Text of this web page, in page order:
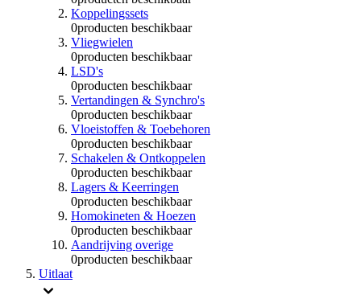
Koppelingssets
0producten beschikbaar
Vliegwielen
0producten beschikbaar
LSD's
0producten beschikbaar
Vertandingen & Synchro's
0producten beschikbaar
Vloeistoffen & Toebehoren
0producten beschikbaar
Schakelen & Ontkoppelen
0producten beschikbaar
Lagers & Keerringen
0producten beschikbaar
Homokineten & Hoezen
0producten beschikbaar
Aandrijving overige
0producten beschikbaar
Uitlaat